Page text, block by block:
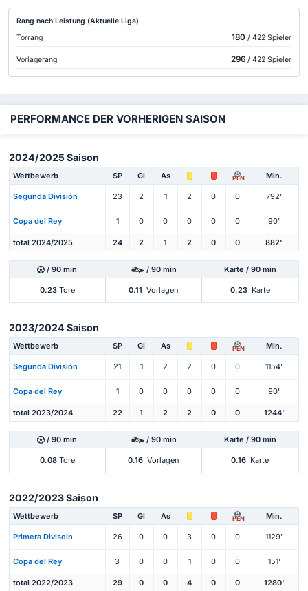
Rang nach Leistung (Aktuelle Liga)
Torrang
180 / 422 Spieler
Vorlagerang 296/ 422 Spieler
PERFORMANCE DER VORHERIGEN SAISON
2024/2025 Saison
Wettbewerb SP Gl As PEN Min.
Segunda División 23 2 1 2 0 0 792'
Copa del Rey 1 0 0 0 0 0 90'
total 2024/2025 24 2 1 2 0 0 882'
/ 90 min / 90 min Karte / 90 min
0.23Tore 0.11 Vorlagen 0.23 Karte
2023/2024 Saison
Wettbewerb SP Gl As PEN Min.
Segunda División 21 1 2 2 0 0 1154'
Copa del Rey 1 0 0 0 0 0 90'
total 2023/2024 22 1 2 2 0 0 1244'
/ 90 min / 90 min Karte / 90 min
0.08Tore 0.16 Vorlagen 0.16 Karte
2022/2023 Saison
Wettbewerb SP Gl As PEN Min.
Primera Divisoin 26 0 0 3 0 0 1129'
Copa del Rey 3 0 0 1 0 0 151'
total 2022/2023 29 0 0 4 0 0 1280'